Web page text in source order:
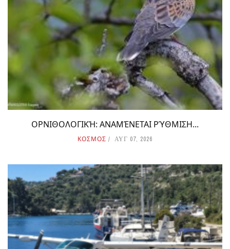
ΟΡΝΙΘΟΛΟΓΙΚΉ: ΑΝΑΜΈΝΕΤΑΙ ΡΎΘΜΙΣΗ...
ΚΟΣΜΟΣ ΑΥΓ 07, 2026